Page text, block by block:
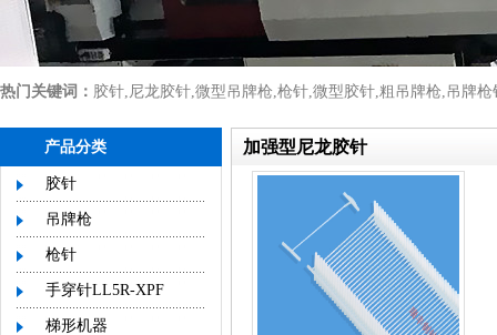
热门关键词： 胶针,尼龙胶针,微型吊牌枪,枪针,微型胶针,粗吊牌枪,吊牌枪
产品分类
胶针
吊牌枪
枪针
手穿针LL5R-XPF
梯形机器
加强型尼龙胶针